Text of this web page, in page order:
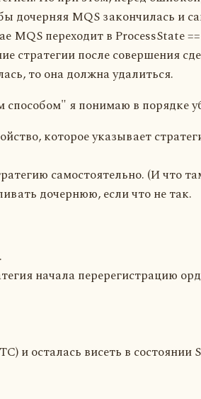
дочерняя MQS закончилась и
MQS переходит в ProcessState
стратегии после совершения
то она должна удалиться.
я понимаю в порядке
которое указывает
самостоятельно. (И что
дочернюю, если что не так.
начала перерегистрацию
и осталась висеть в состоянии